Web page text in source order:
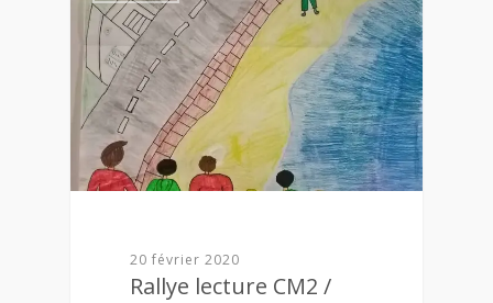
20 février 2020
Rallye lecture CM2 /